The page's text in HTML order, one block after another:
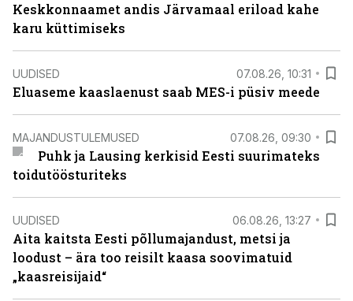
Keskkonnaamet andis Järvamaal eriload kahe
karu küttimiseks
UUDISED 07.08.26, 10:31
Eluaseme kaaslaenust saab MES-i püsiv meede
MAJANDUSTULEMUSED 07.08.26, 09:30
Puhk ja Lausing kerkisid Eesti suurimateks
toidutöösturiteks
UUDISED 06.08.26, 13:27
Aita kaitsta Eesti põllumajandust, metsi ja
loodust – ära too reisilt kaasa soovimatuid
„kaasreisijaid“